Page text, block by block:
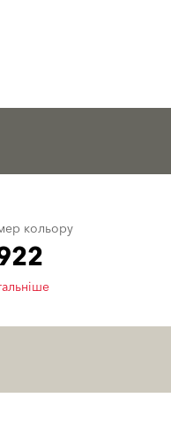
кольору